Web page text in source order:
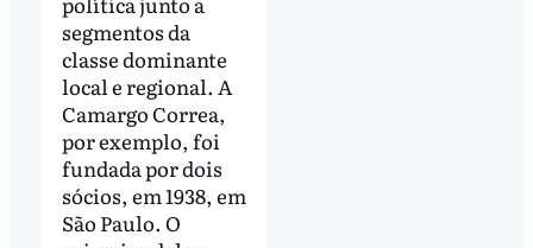
segmentos da
classe dominante
local e regional. A
Camargo Correa,
por exemplo, foi
fundada por dois
sócios, em 1938, em
São Paulo. O